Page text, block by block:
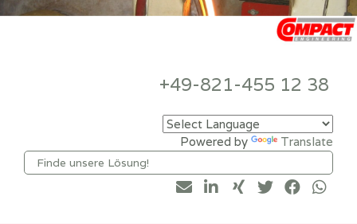
+49-821-455 12 38
Powered by Translate